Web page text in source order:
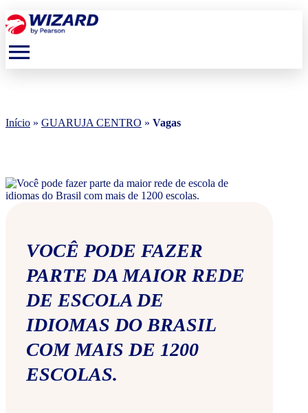
menu
Início » GUARUJA CENTRO » Vagas
VOCÊ PODE FAZER
PARTE DA MAIOR REDE
DE ESCOLA DE
IDIOMAS DO BRASIL
COM MAIS DE 1200
ESCOLAS.